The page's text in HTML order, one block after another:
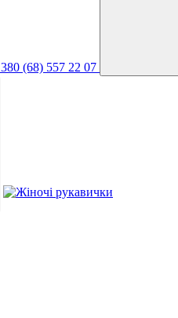
380 (68) 557 22 07